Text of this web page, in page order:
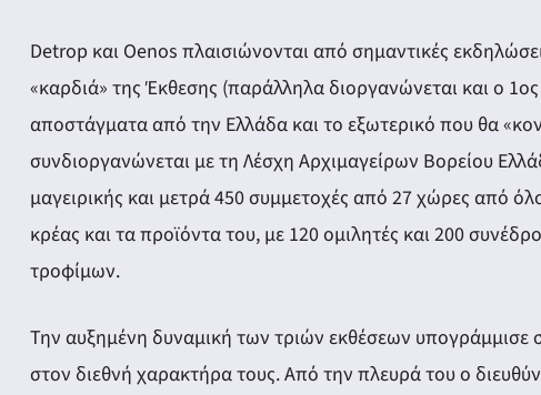
Detrop και Oenos πλαισιώνονται από σημαντικές
«καρδιά» της Έκθεσης (παράλληλα διοργανώνεται και ο
αποστάγματα από την Ελλάδα και το εξωτερικό που θα
συνδιοργανώνεται με τη Λέσχη Αρχιμαγείρων Βορείου
μαγειρικής και μετρά 450 συμμετοχές από 27 χώρες από
κρέας και τα προϊόντα του, με 120 ομιλητές και 200
τροφίμων.
Την αυξημένη δυναμική των τριών εκθέσεων υπογράμμισε
στον διεθνή χαρακτήρα τους. Από την πλευρά του ο